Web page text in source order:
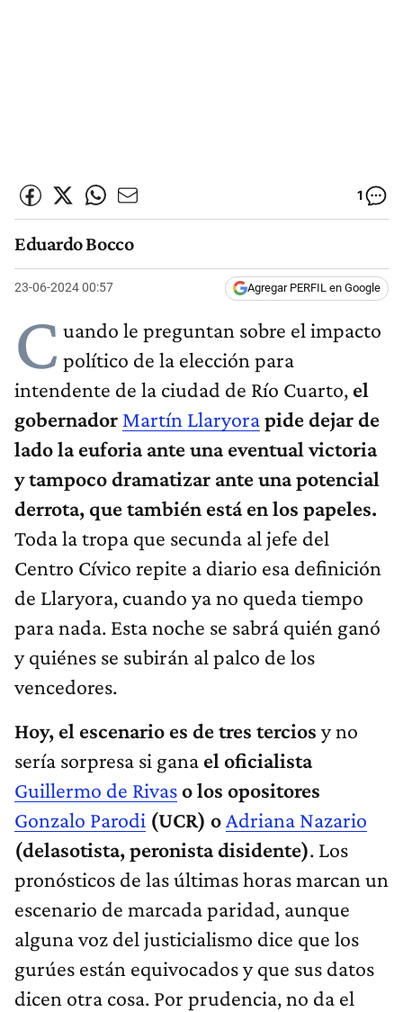
1
Eduardo Bocco
23-06-2024 00:57 Agregar PERFIL en Google
C uando le preguntan sobre el impacto
político de la elección para
intendente de la ciudad de Río Cuarto, el
gobernador Martín Llaryorapide dejar de
lado la euforia ante una eventual victoria
y tampoco dramatizar ante una potencial
derrota, que también está en los papeles.
Toda la tropa que secunda al jefe del
Centro Cívico repite a diario esa definición
de Llaryora, cuando ya no queda tiempo
para nada. Esta noche se sabrá quién ganó
y quiénes se subirán al palco de los
vencedores.
Hoy, el escenario es de tres tercios y no
sería sorpresa si gana el oficialista
Guillermo de Rivaso los opositores
Gonzalo Parodi (UCR) o Adriana Nazario
(delasotista, peronista disidente). Los
pronósticos de las últimas horas marcan un
escenario de marcada paridad, aunque
alguna voz del justicialismo dice que los
gurúes están equivocados y que sus datos
dicen otra cosa. Por prudencia, no da el